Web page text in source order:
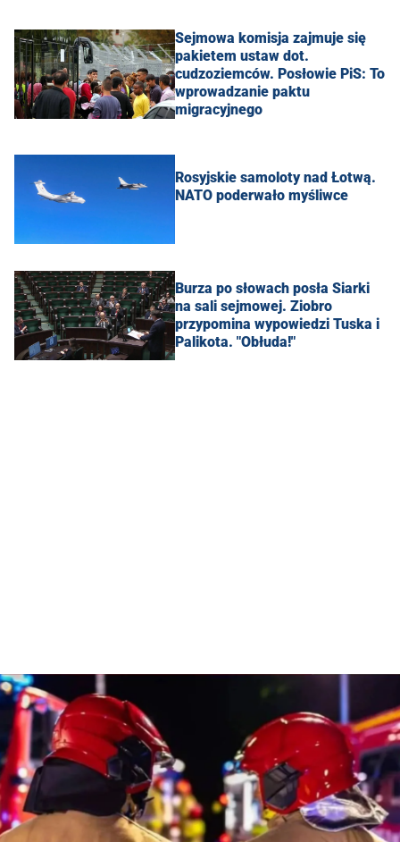
Sejmowa komisja zajmuje się
pakietem ustaw dot.
cudzoziemców. Posłowie PiS: To
wprowadzanie paktu
migracyjnego
Rosyjskie samoloty nad Łotwą.
NATO poderwało myśliwce
Burza po słowach posła Siarki
na sali sejmowej. Ziobro
przypomina wypowiedzi Tuska i
Palikota. "Obłuda!"